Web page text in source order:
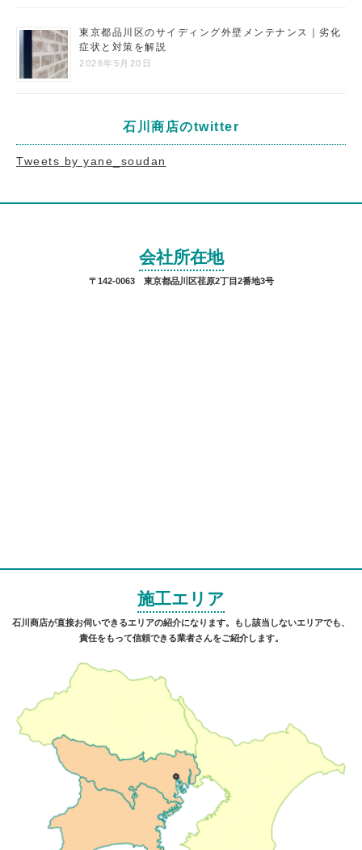
東京都品川区のサイディング外壁メンテナンス｜劣化
症状と対策を解説
2026年5月20日
石川商店のtwitter
Tweets by yane_soudan
会社所在地
〒142-0063 東京都品川区荏原2丁目2番地3号
施工エリア
石川商店が直接お伺いできるエリアの紹介になります。もし該当しないエリアでも、
責任をもって信頼できる業者さんをご紹介します。